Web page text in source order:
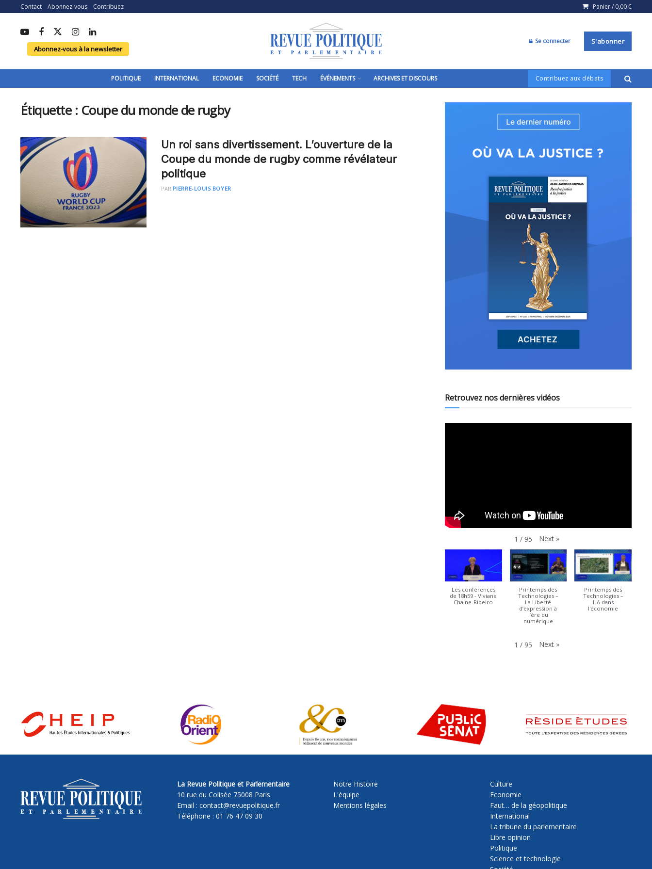
Contact Abonnez-vous Contribuez Panier / 0,00€
Abonnez-vous à la newsletter
Se connecter S'abonner
POLITIQUE INTERNATIONAL ECONOMIE SOCIÉTÉ TECH ÉVÉNEMENTS ARCHIVES ET DISCOURS Contribuez aux débats
Étiquette : Coupe du monde de rugby
Un roi sans divertissement. L’ouverture de la
Coupe du monde de rugby comme révélateur
politique
PAR PIERRE-LOUIS BOYER
Retrouvez nos dernières vidéos
1 / 95 Next »
Les conférences
de 18h59 - Viviane
Chaine-Ribeiro
Printemps des
Technologies –
La Liberté
d’expression à
l’ère du
numérique
Printemps des
Technologies –
l'IA dans
l'économie
1 / 95 Next »
La Revue Politique et Parlementaire
10 rue du Colisée 75008 Paris
Email : contact@revuepolitique.fr
Téléphone : 01 76 47 09 30
Notre Histoire
L'équipe
Mentions légales
Culture
Economie
Faut… de la géopolitique
International
La tribune du parlementaire
Libre opinion
Politique
Science et technologie